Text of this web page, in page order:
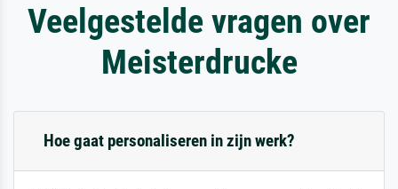
Veelgestelde vragen over
Meisterdrucke
Hoe gaat personaliseren in zijn werk?